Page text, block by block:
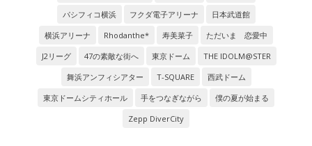
パシフィコ横浜
フクダ電子アリーナ
日本武道館
横浜アリーナ
Rhodanthe* 寿美菜子
ただいま 恋愛中
J2リーグ
47の素敵な街へ 東京ドーム
THE IDOLM@STER
舞浜アンフィシアター
T-SQUARE
西武ドーム
東京ドームシティホール
手をつなぎながら
僕の夏が始まる
Zepp DiverCity